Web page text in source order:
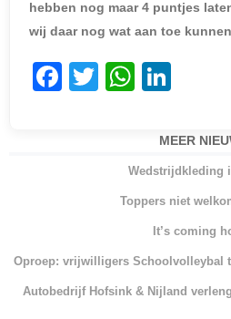
hebben nog maar 4 puntjes
wij daar nog wat aan toe
F
o
k
T
W
at
s
A
p
k
e
dI
n
MEER
Wedstrijdkleding
Toppers niet
It’s coming
Oproep: vrijwilligers Schoolvolleybal
Autobedrijf Hofsink & Nijland